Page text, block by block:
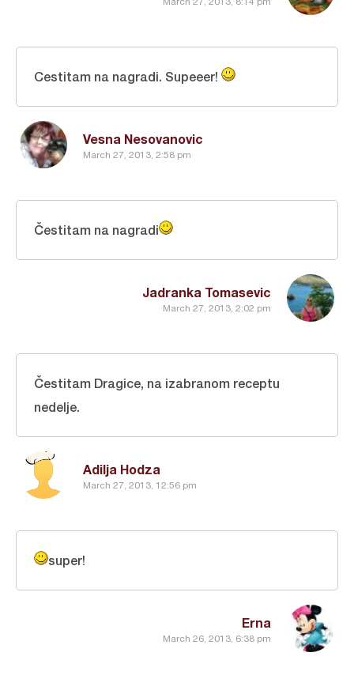
Vesna Nesovanovic
March 27, 2013, 2:58 pm
Cestitam na nagradi. Supeeer!
Jadranka Tomasevic
March 27, 2013, 2:02 pm
Čestitam na nagradi
Adilja Hodza
March 27, 2013, 12:56 pm
Čestitam Dragice, na izabranom receptu
nedelje.
Erna
March 26, 2013, 6:38 pm
super!